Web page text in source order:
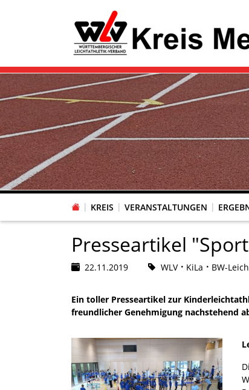
KREIS VERANSTALTUNGEN
Presseartikel
22.11.2019 WLV KiLa BW-
Ein toller Presseartikel zur
freundlicher Genehmigung nachstehend